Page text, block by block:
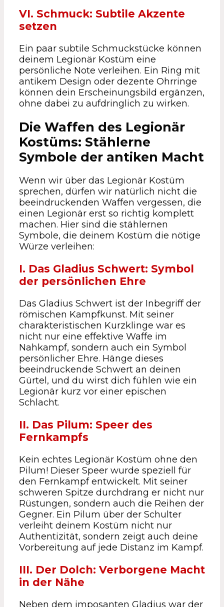
VI. Schmuck: Subtile Akzente
setzen
Ein paar subtile Schmuckstücke können
deinem Legionär Kostüm eine
persönliche Note verleihen. Ein Ring mit
antikem Design oder dezente Ohrringe
können dein Erscheinungsbild ergänzen,
ohne dabei zu aufdringlich zu wirken.
Die Waffen des Legionär
Kostüms: Stählerne
Symbole der antiken Macht
Wenn wir über das Legionär Kostüm
sprechen, dürfen wir natürlich nicht die
beeindruckenden Waffen vergessen, die
einen Legionär erst so richtig komplett
machen. Hier sind die stählernen
Symbole, die deinem Kostüm die nötige
Würze verleihen:
I. Das Gladius Schwert: Symbol
der persönlichen Ehre
Das Gladius Schwert ist der Inbegriff der
römischen Kampfkunst. Mit seiner
charakteristischen Kurzklinge war es
nicht nur eine effektive Waffe im
Nahkampf, sondern auch ein Symbol
persönlicher Ehre. Hänge dieses
beeindruckende Schwert an deinen
Gürtel, und du wirst dich fühlen wie ein
Legionär kurz vor einer epischen
Schlacht.
II. Das Pilum: Speer des
Fernkampfs
Kein echtes Legionär Kostüm ohne den
Pilum! Dieser Speer wurde speziell für
den Fernkampf entwickelt. Mit seiner
schweren Spitze durchdrang er nicht nur
Rüstungen, sondern auch die Reihen der
Gegner. Ein Pilum über der Schulter
verleiht deinem Kostüm nicht nur
Authentizität, sondern zeigt auch deine
Vorbereitung auf jede Distanz im Kampf.
III. Der Dolch: Verborgene Macht
in der Nähe
Neben dem imposanten Gladius war der